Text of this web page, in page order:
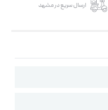
ارسال سریع در مشهد